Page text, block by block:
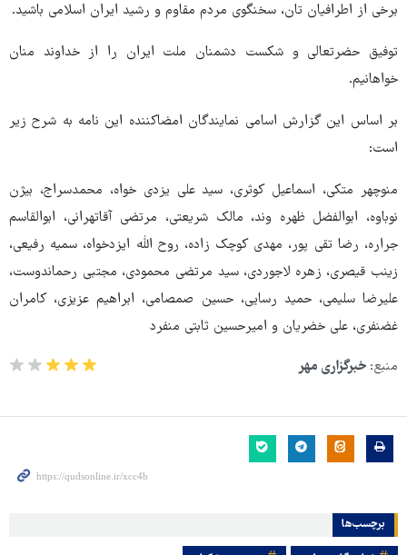
برخی از اطرافیان تان، سخنگوی مردم مقاوم و رشید ایران اسلامی باشید.
توفیق حضرتعالی و شکست دشمنان ملت ایران را از خداوند منان
خواهانیم.
بر اساس این گزارش اسامی نمایندگان امضاکننده این نامه به شرح زیر
است:
منوچهر متکی، اسماعیل کوثری، سید علی یزدی خواه، محمدسراج، بیژن
نوباوه، ابوالفضل ظهره وند، مالک شریعتی، مرتضی آقاتهرانی، ابوالقاسم
جراره، رضا تقی پور، مهدی کوچک زاده، روح الله ایزدخواه، سمیه رفیعی،
زینب قیصری، زهره لاجوردی، سید مرتضی محمودی، مجتبی رحماندوست،
علیرضا سلیمی، حمید رسایی، حسین صمصامی، ابراهیم عزیزی، کامران
غضنفری، علی خضریان و امیرحسین ثابتی منفرد
منبع: خبرگزاری مهر
برچسب‌ها